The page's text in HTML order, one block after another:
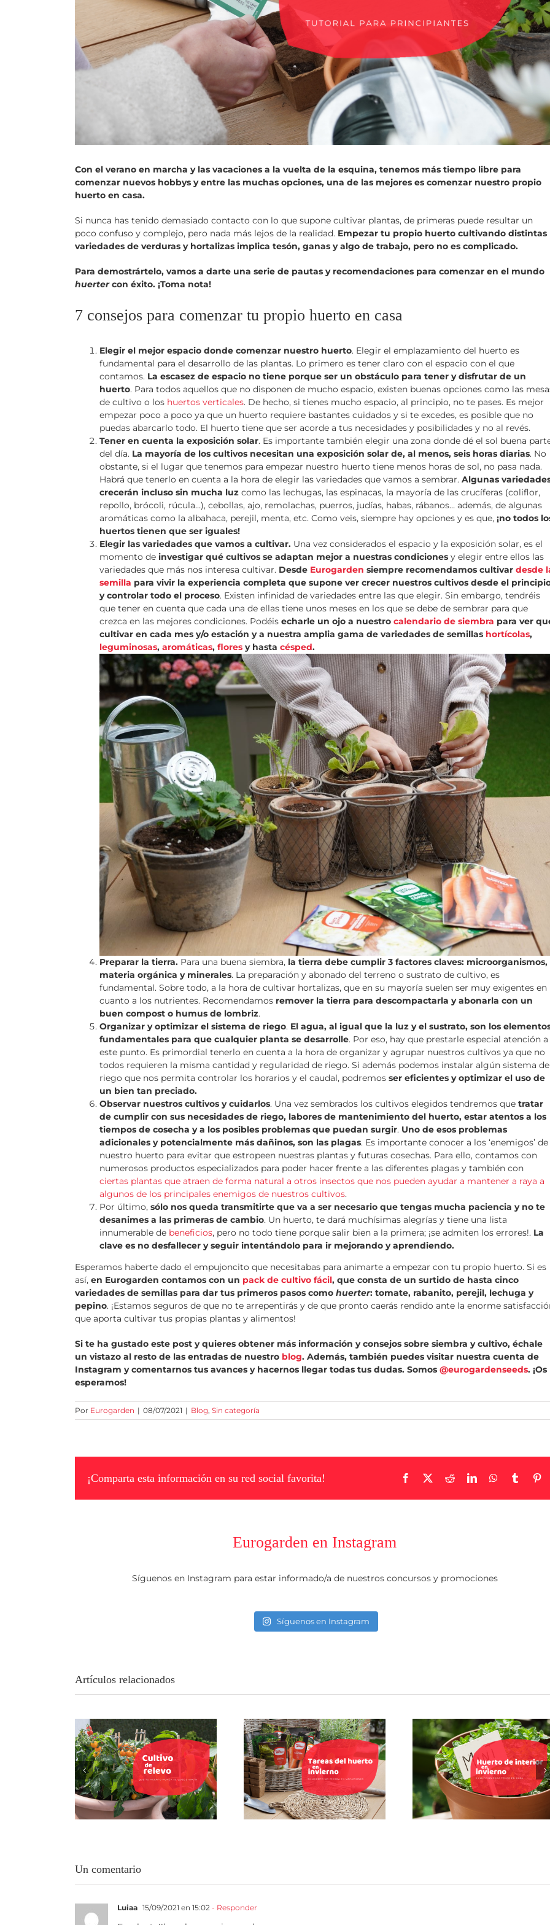
Con el verano en marcha y las vacaciones a la vuelta de la esquina, tenemos más tiempo libre para
comenzar nuevos hobbys y entre las muchas opciones, una de las mejores es comenzar nuestro propio
huerto en casa.
Si nunca has tenido demasiado contacto con lo que supone cultivar plantas, de primeras puede resultar un
poco confuso y complejo, pero nada más lejos de la realidad. Empezar tu propio huerto cultivando distintas
variedades de verduras y hortalizas implica tesón, ganas y algo de trabajo, pero no es complicado.
Para demostrártelo, vamos a darte una serie de pautas y recomendaciones para comenzar en el mundo
huertercon éxito. ¡Toma nota!
7 consejos para comenzar tu propio huerto en casa
Elegir el mejor espacio donde comenzar nuestro huerto. Elegir el emplazamiento del huerto es
fundamental para el desarrollo de las plantas. Lo primero es tener claro con el espacio con el que
contamos. La escasez de espacio no tiene porque ser un obstáculo para tener y disfrutar de un
huerto. Para todos aquellos que no disponen de mucho espacio, existen buenas opciones como las
de cultivo o los huertos verticales. De hecho, si tienes mucho espacio, al principio, no te pases. Es mejor
empezar poco a poco ya que un huerto requiere bastantes cuidados y si te excedes, es posible que no
puedas abarcarlo todo. El huerto tiene que ser acorde a tus necesidades y posibilidades y no al revés.
Tener en cuenta la exposición solar. Es importante también elegir una zona donde dé el sol buena
del día. La mayoría de los cultivos necesitan una exposición solar de, al menos, seis horas diarias. No
obstante, si el lugar que tenemos para empezar nuestro huerto tiene menos horas de sol, no pasa nada.
Habrá que tenerlo en cuenta a la hora de elegir las variedades que vamos a sembrar. Algunas
crecerán incluso sin mucha luz como las lechugas, las espinacas, la mayoría de las crucíferas (coliflor,
repollo, brócoli, rúcula…), cebollas, ajo, remolachas, puerros, judías, habas, rábanos… además, de algunas
aromáticas como la albahaca, perejil, menta, etc. Como veis, siempre hay opciones y es que, ¡no todos
huertos tienen que ser iguales!
Elegir las variedades que vamos a cultivar. Una vez considerados el espacio y la exposición solar, es el
momento de investigar qué cultivos se adaptan mejor a nuestras condiciones y elegir entre ellos las
variedades que más nos interesa cultivar. Desde Eurogarden siempre recomendamos cultivar desde
semilla para vivir la experiencia completa que supone ver crecer nuestros cultivos desde el
y controlar todo el proceso. Existen infinidad de variedades entre las que elegir. Sin embargo, tendréis
que tener en cuenta que cada una de ellas tiene unos meses en los que se debe de sembrar para que
crezca en las mejores condiciones. Podéis echarle un ojo a nuestro calendario de siembra para ver
cultivar en cada mes y/o estación y a nuestra amplia gama de variedades de semillas hortícolas,
leguminosas, aromáticas, flores y hasta césped.
Preparar la tierra. Para una buena siembra, la tierra debe cumplir 3 factores claves: microorganismos,
materia orgánica y minerales. La preparación y abonado del terreno o sustrato de cultivo, es
fundamental. Sobre todo, a la hora de cultivar hortalizas, que en su mayoría suelen ser muy exigentes en
cuanto a los nutrientes. Recomendamos remover la tierra para descompactarla y abonarla con un
buen compost o humus de lombriz.
Organizar y optimizar el sistema de riego. El agua, al igual que la luz y el sustrato, son los
fundamentales para que cualquier planta se desarrolle. Por eso, hay que prestarle especial atención a
este punto. Es primordial tenerlo en cuenta a la hora de organizar y agrupar nuestros cultivos ya que no
todos requieren la misma cantidad y regularidad de riego. Si además podemos instalar algún sistema de
riego que nos permita controlar los horarios y el caudal, podremos ser eficientes y optimizar el uso de
un bien tan preciado.
Observar nuestros cultivos y cuidarlos. Una vez sembrados los cultivos elegidos tendremos que tratar
de cumplir con sus necesidades de riego, labores de mantenimiento del huerto, estar atentos a los
tiempos de cosecha y a los posibles problemas que puedan surgir. Uno de esos problemas
adicionales y potencialmente más dañinos, son las plagas. Es importante conocer a los ‘enemigos’ de
nuestro huerto para evitar que estropeen nuestras plantas y futuras cosechas. Para ello, contamos con
numerosos productos especializados para poder hacer frente a las diferentes plagas y también con
ciertas plantas que atraen de forma natural a otros insectos que nos pueden ayudar a mantener a raya a
algunos de los principales enemigos de nuestros cultivos.
Por último, sólo nos queda transmitirte que va a ser necesario que tengas mucha paciencia y no te
desanimes a las primeras de cambio. Un huerto, te dará muchísimas alegrías y tiene una lista
innumerable de beneficios, pero no todo tiene porque salir bien a la primera; ¡se admiten los errores!. La
clave es no desfallecer y seguir intentándolo para ir mejorando y aprendiendo.
Esperamos haberte dado el empujoncito que necesitabas para animarte a empezar con tu propio huerto. Si es
así, en Eurogarden contamos con un pack de cultivo fácil, que consta de un surtido de hasta cinco
variedades de semillas para dar tus primeros pasos como huerter: tomate, rabanito, perejil, lechuga y
pepino. ¡Estamos seguros de que no te arrepentirás y de que pronto caerás rendido ante la enorme
que aporta cultivar tus propias plantas y alimentos!
Si te ha gustado este post y quieres obtener más información y consejos sobre siembra y cultivo, échale
un vistazo al resto de las entradas de nuestro blog. Además, también puedes visitar nuestra cuenta de
Instagram y comentarnos tus avances y hacernos llegar todas tus dudas. Somos @eurogardenseeds. ¡Os
esperamos!
Por Eurogarden | 08/07/2021 | Blog, Sin categoría
¡Comparta esta información en su red social favorita! Facebook RedditLinkedInWhatsApp
Tumblr
Eurogarden en Instagram
Síguenos en Instagram para estar informado/a de nuestros concursos y promociones
Síguenos en Instagram
Artículos relacionados
Cultivo de relevo: la
técnica para que tu
huerto urbano nunca se
quede vacío
Tu huerto no cierra por
vacaciones: 5 tareas del
huerto en invierno
Huerto de interior en
invierno: cultivos fáciles
para tu cocina
Un comentario
Luiaa 15/09/2021 en 15:02 - Responder